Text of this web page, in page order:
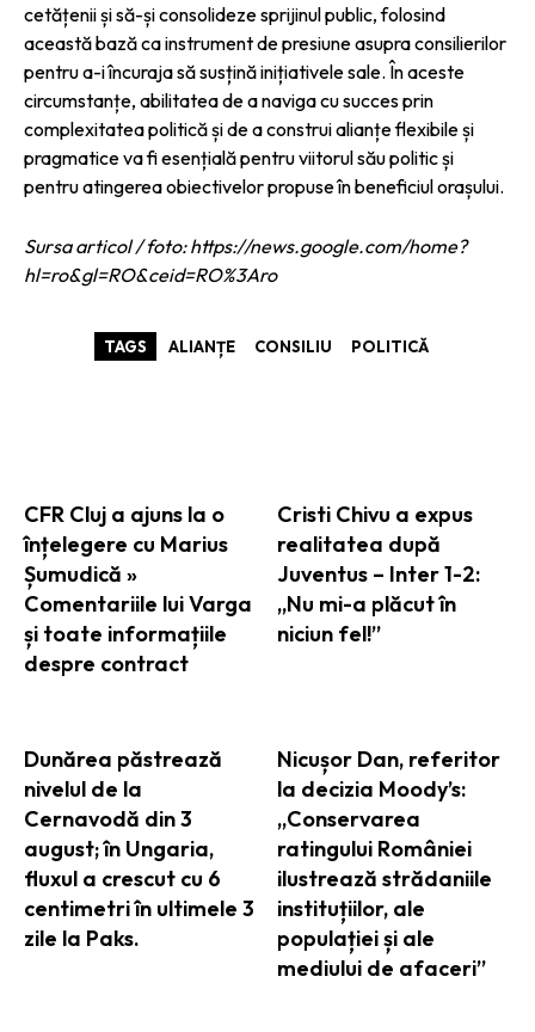
CFR Cluj a ajuns la o
înțelegere cu Marius
Șumudică »
Comentariile lui Varga
și toate informațiile
despre contract
Cristi Chivu a expus
realitatea după
Juventus – Inter 1-2:
„Nu mi-a plăcut în
niciun fel!”
Dunărea păstrează
nivelul de la
Cernavodă din 3
august; în Ungaria,
fluxul a crescut cu 6
centimetri în ultimele 3
zile la Paks.
Nicușor Dan, referitor
la decizia Moody’s:
„Conservarea
ratingului României
ilustrează strădaniile
instituțiilor, ale
populației și ale
mediului de afaceri”
cetățenii și să-și consolideze sprijinul public, folosind
această bază ca instrument de presiune asupra consilierilor
pentru a-i încuraja să susțină inițiativele sale. În aceste
circumstanțe, abilitatea de a naviga cu succes prin
complexitatea politică și de a construi alianțe flexibile și
pragmatice va fi esențială pentru viitorul său politic și
pentru atingerea obiectivelor propuse în beneficiul orașului.
Sursa articol / foto: https://news.google.com/home?
hl=ro&gl=RO&ceid=RO%3Aro
TAGS ALIANȚE CONSILIU POLITICĂ